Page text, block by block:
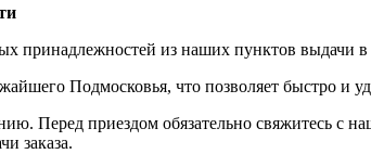
принадлежностей из наших пунктов выдачи
Подмосковья, что позволяет быстро и
Перед приездом обязательно свяжитесь с
заказа.